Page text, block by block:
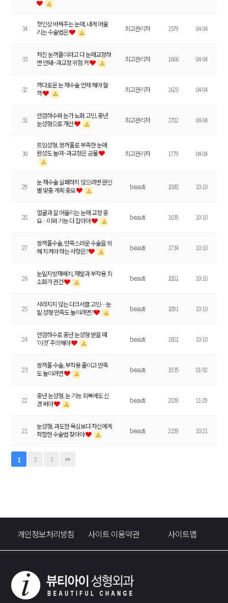
34
첫인상 바꿔주는 눈매, 내게 어울
리는 수술법은
최고관리자 1579 04-04
33
처진 눈꺼풀이라고 다 눈매교정하
면 안돼···과교정 위험 커
최고관리자 1666 04-04
32
까다로운 눈 재수술 언제 해야 할
까
최고관리자 1620 04-04
31
안검하수와 눈가 노화 고민, 중년
눈성형으로 개선
최고관리자 1782 04-04
30
트임성형, 쌍꺼풀로 부족한 눈매
완성도 높여···과교정은 금물
최고관리자 1779 04-04
29
눈 재수술 실패하지 않으려면 원인
별 맞춤 계획 중요
beauti 1868 10-10
28
얼굴과 잘 어울리는 눈매 교정 중
요…미와 기능 다 잡아야
beauti 1639 10-10
27
쌍꺼풀수술, 만족스러운 수술을 위
해 지켜야 하는 사항은?
beauti 1734 10-10
26
눈밑지방재배치, 재발과 부작용 최
소화가 관건
beauti 1881 10-10
25
사라지지 않는 다크서클 고민…눈
밑 성형 만족도 높이려면?
beauti 1891 10-10
24
안검하수로 중년 눈성형 받을 때
‘이것’ 주의해야
beauti 1681 10-10
23
쌍꺼풀 수술, 부작용 줄이고 만족
도 높이려면
beauti 1935 01-02
22
중년 눈성형, 눈 기능 회복에도 신
경 써야
beauti 2039 11-29
21
눈성형, 과도한 욕심보다 자신에게
적합한 수술법 찾아야
beauti 2159 10-21
1 2 3
개인정보처리방침 사이트 이용약관 사이트맵